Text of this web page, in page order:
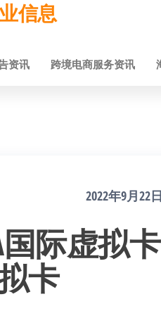
信息
资讯 跨境电商服务资讯
2022年9月22日
国际虚拟卡
卡